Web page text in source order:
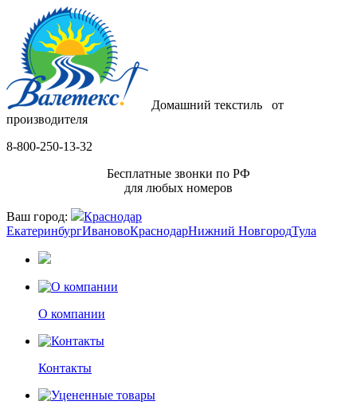
Домашний текстиль от
производителя
8-800-250-13-32
Бесплатные звонки по РФ
для любых номеров
Ваш город:
Краснодар
ЕкатеринбургИвановоКраснодарНижний НовгородТула
О компании
Контакты